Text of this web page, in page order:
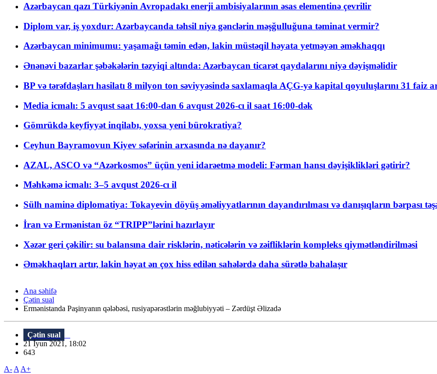
Azərbaycan qazı Türkiyənin Avropadakı enerji ambisiyalarının əsas elementinə çevrilir
Diplom var, iş yoxdur: Azərbaycanda təhsil niyə gənclərin məşğulluğuna təminat vermir?
Azərbaycan minimumu: yaşamağı təmin edən, lakin müstəqil həyata yetməyən əməkhaqqı
Ənənəvi bazarlar şəbəkələrin təzyiqi altında: Azərbaycan ticarət qaydalarını niyə dəyişməlidir
BP və tərəfdaşları hasilatı 8 milyon ton səviyyəsində saxlamaqla AÇG-yə kapital qoyuluşlarını 31 faiz
Media icmalı: 5 avqust saat 16:00-dan 6 avqust 2026-cı il saat 16:00-dək
Gömrükdə keyfiyyət inqilabı, yoxsa yeni bürokratiya?
Ceyhun Bayramovun Kiyev səfərinin arxasında nə dayanır?
AZAL, ASCO və “Azərkosmos” üçün yeni idarəetmə modeli: Fərman hansı dəyişiklikləri gətirir?
Məhkəmə icmalı: 3–5 avqust 2026-cı il
Sülh naminə diplomatiya: Tokayevin döyüş əməliyyatlarının dayandırılması və danışıqların bərpası
İran və Ermənistan öz “TRIPP”lərini hazırlayır
Xəzər geri çəkilir: su balansına dair risklərin, nəticələrin və zəifliklərin kompleks qiymətləndirilməsi
Əməkhaqları artır, lakin həyat ən çox hiss edilən sahələrdə daha sürətlə bahalaşır
Ana səhifə
Çətin sual
Ermənistanda Paşinyanın qələbəsi, rusiyapərəstlərin məğlubiyyəti – Zərdüşt Əlizadə
Çətin sual
21 İyun 2021, 18:02
643
A- A A+